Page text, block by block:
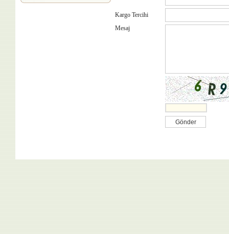
Kargo Tercihi
Mesaj